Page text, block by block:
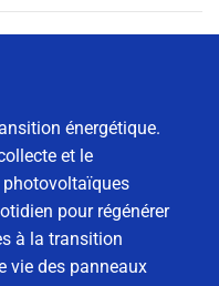
énergétique.
et le
pour régénérer
à la transition
vie des panneaux